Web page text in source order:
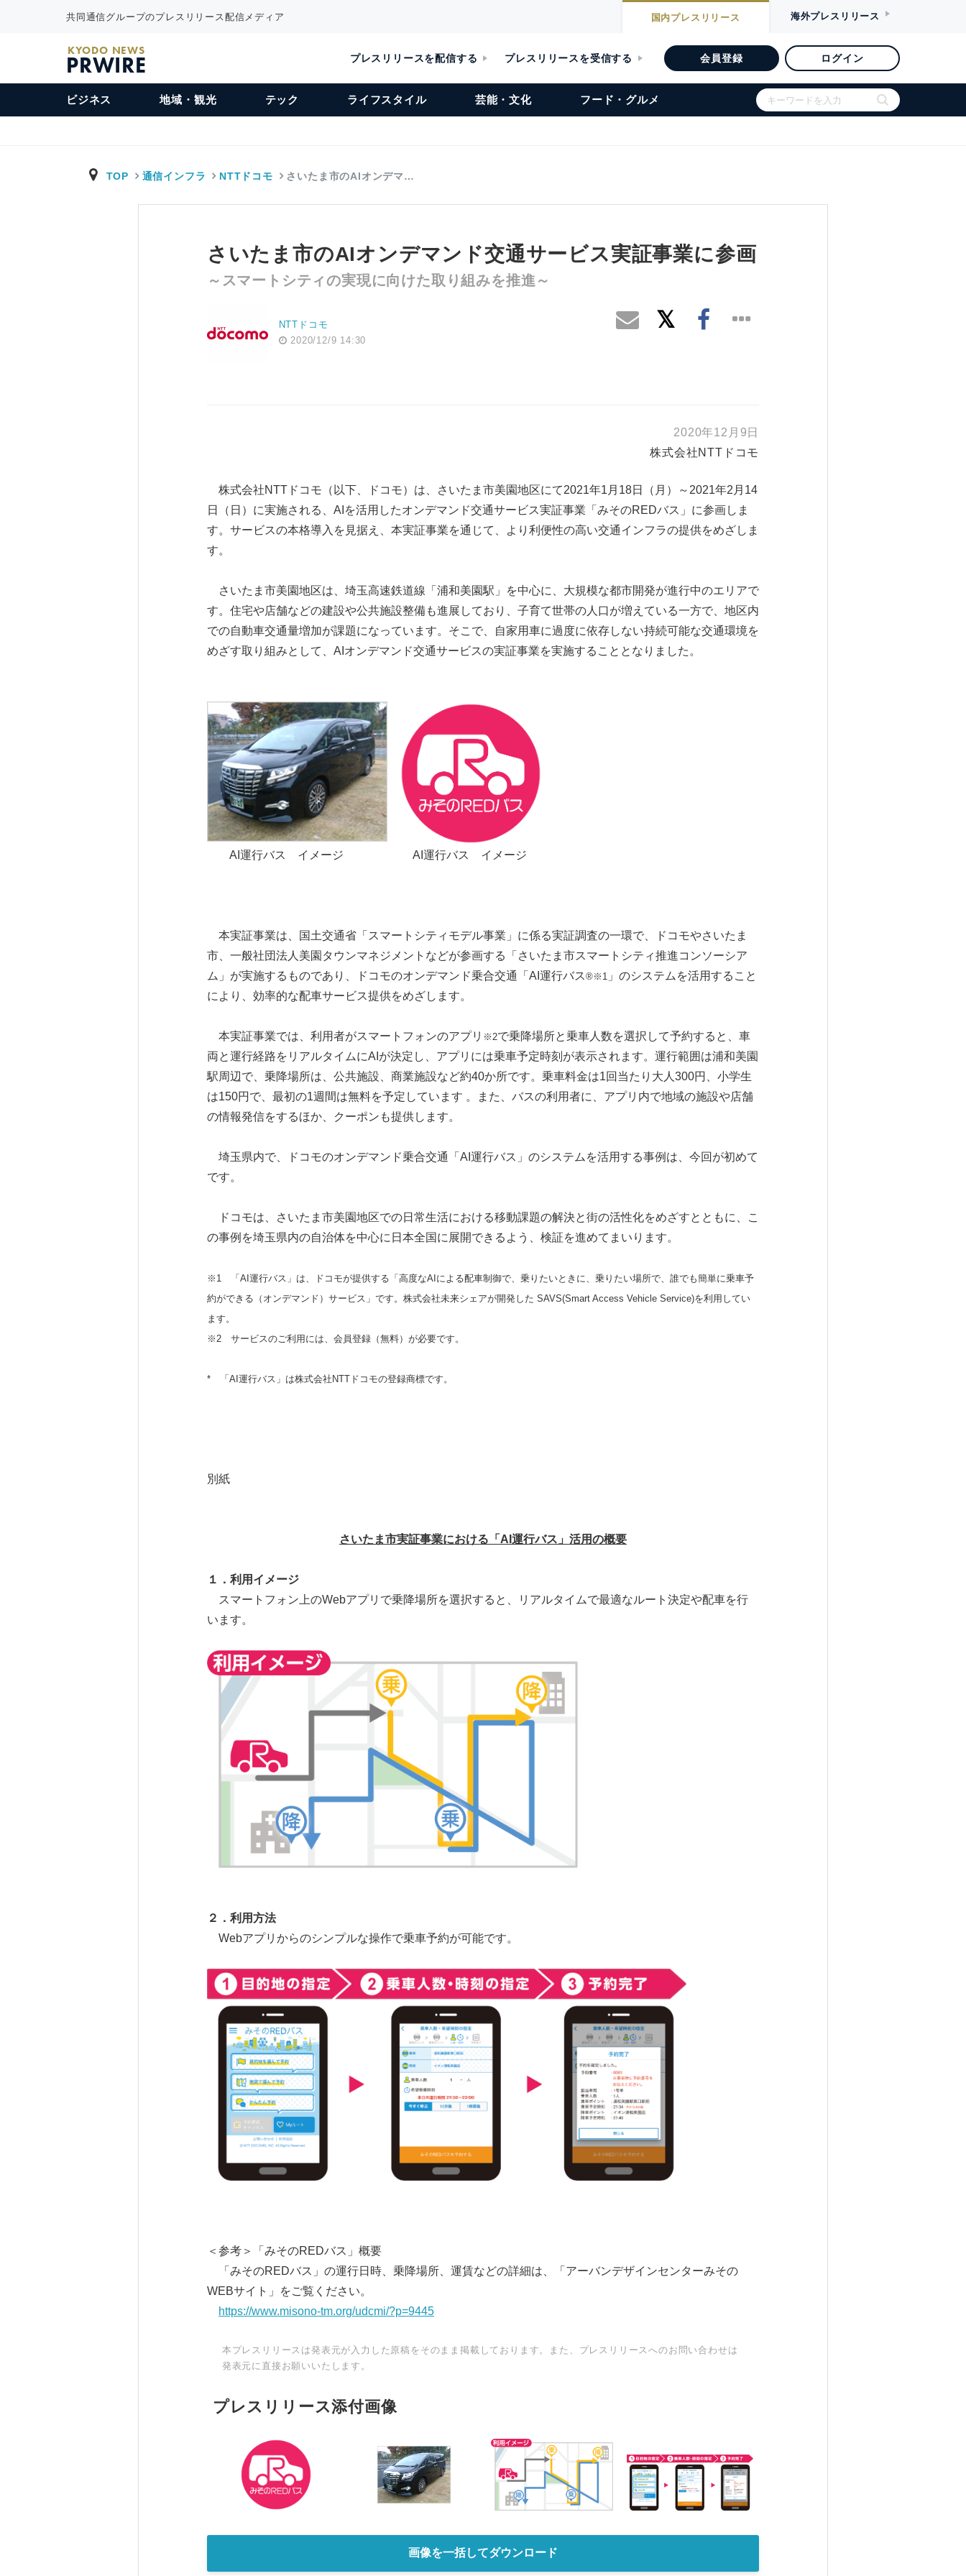
共同通信グループのプレスリリース配信メディア 国内プレスリリース 海外プレスリリース
KYODO NEWS
PRWIRE プレスリリースを配信する プレスリリースを受信する 会員登録 ログイン
ビジネス 地域・観光 テック ライフスタイル 芸能・文化 フード・グルメ
TOP 通信インフラ NTTドコモ さいたま市のAIオンデマ…
さいたま市のAIオンデマンド交通サービス実証事業に参画
～スマートシティの実現に向けた取り組みを推進～
NTTドコモ
2020/12/9 14:30
2020年12月9日
株式会社NTTドコモ
株式会社NTTドコモ（以下、ドコモ）は、さいたま市美園地区にて2021年1月18日（月）～2021年2月14
日（日）に実施される、AIを活用したオンデマンド交通サービス実証事業「みそのREDバス」に参画しま
す。サービスの本格導入を見据え、本実証事業を通じて、より利便性の高い交通インフラの提供をめざしま
す。
さいたま市美園地区は、埼玉高速鉄道線「浦和美園駅」を中心に、大規模な都市開発が進行中のエリアで
す。住宅や店舗などの建設や公共施設整備も進展しており、子育て世帯の人口が増えている一方で、地区内
での自動車交通量増加が課題になっています。そこで、自家用車に過度に依存しない持続可能な交通環境を
めざす取り組みとして、AIオンデマンド交通サービスの実証事業を実施することとなりました。
AI運行バス イメージ AI運行バス イメージ
本実証事業は、国土交通省「スマートシティモデル事業」に係る実証調査の一環で、ドコモやさいたま
市、一般社団法人美園タウンマネジメントなどが参画する「さいたま市スマートシティ推進コンソーシア
ム」が実施するものであり、ドコモのオンデマンド乗合交通「AI運行バス®※1 」のシステムを活用すること
により、効率的な配車サービス提供をめざします。
本実証事業では、利用者がスマートフォンのアプリ ※2で乗降場所と乗車人数を選択して予約すると、車
両と運行経路をリアルタイムにAIが決定し、アプリには乗車予定時刻が表示されます。運行範囲は浦和美園
駅周辺で、乗降場所は、公共施設、商業施設など約40か所です。乗車料金は1回当たり大人300円、小学生
は150円で、最初の1週間は無料を予定しています 。また、バスの利用者に、アプリ内で地域の施設や店舗
の情報発信をするほか、クーポンも提供します。
埼玉県内で、ドコモのオンデマンド乗合交通「AI運行バス」のシステムを活用する事例は、今回が初めて
です。
ドコモは、さいたま市美園地区での日常生活における移動課題の解決と街の活性化をめざすとともに、こ
の事例を埼玉県内の自治体を中心に日本全国に展開できるよう、検証を進めてまいります。
※1 「AI運行バス」は、ドコモが提供する「高度なAIによる配車制御で、乗りたいときに、乗りたい場所で、誰でも簡単に乗車予
約ができる（オンデマンド）サービス」です。株式会社未来シェアが開発した SAVS(Smart Access Vehicle Service)を利用してい
ます。
※2 サービスのご利用には、会員登録（無料）が必要です。
* 「AI運行バス」は株式会社NTTドコモの登録商標です。
別紙
さいたま市実証事業における「 AI 運行バス」活用の概要
１． 利用イメージ
スマートフォン上のWebアプリで乗降場所を選択すると、リアルタイムで最適なルート決定や配車を行
います。
２． 利用方法
Webアプリからのシンプルな操作で乗車予約が可能です。
＜参考＞「みそのREDバス」概要
「みそのREDバス」の運行日時、乗降場所、運賃などの詳細は、「アーバンデザインセンターみその
WEBサイト」をご覧ください。
https://www.misono-tm.org/udcmi/?p=9445
本プレスリリースは発表元が入力した原稿をそのまま掲載しております。また、プレスリリースへのお問い合わせは
発表元に直接お願いいたします。
プレスリリース添付画像
画像を一括してダウンロード